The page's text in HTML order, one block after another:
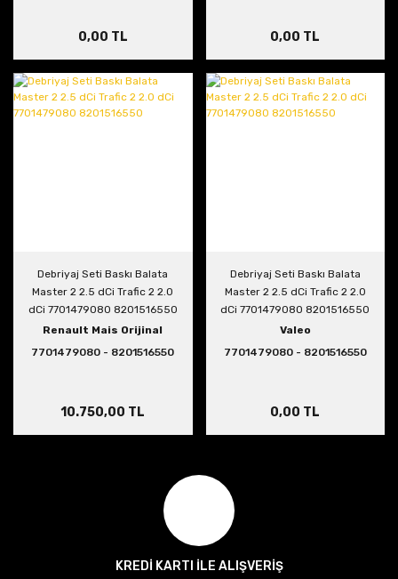
0,00 TL 0,00 TL
Debriyaj Seti Baskı Balata
Master 2 2.5 dCi Trafic 2 2.0
dCi 7701479080 8201516550
Renault Mais Orijinal
7701479080 - 8201516550
10.750,00 TL
Debriyaj Seti Baskı Balata
Master 2 2.5 dCi Trafic 2 2.0
dCi 7701479080 8201516550
Valeo
7701479080 - 8201516550
0,00 TL
KREDİ KARTI İLE ALIŞVERİŞ